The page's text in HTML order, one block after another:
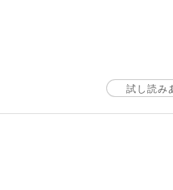
試し読み